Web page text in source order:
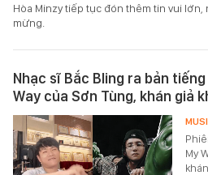
Hòa Minzy tiếp tục đón thêm tin vui
mừng.
Nhạc sĩ Bắc Bling ra bản
Way của Sơn Tùng, khán giả
My